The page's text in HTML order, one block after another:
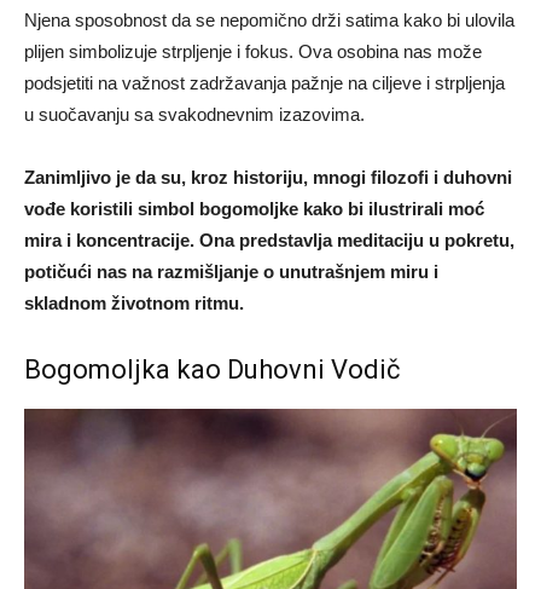
Njena sposobnost da se nepomično drži satima kako bi ulovila
plijen simbolizuje strpljenje i fokus. Ova osobina nas može
podsjetiti na važnost zadržavanja pažnje na ciljeve i strpljenja
u suočavanju sa svakodnevnim izazovima.
Zanimljivo je da su, kroz historiju, mnogi filozofi i duhovni
vođe koristili simbol bogomoljke kako bi ilustrirali moć
mira i koncentracije. Ona predstavlja meditaciju u pokretu,
potičući nas na razmišljanje o unutrašnjem miru i
skladnom životnom ritmu.
Bogomoljka kao Duhovni Vodič